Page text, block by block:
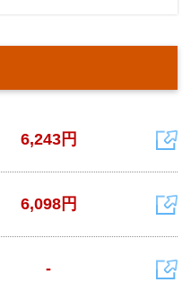
6,243円
6,098円
-